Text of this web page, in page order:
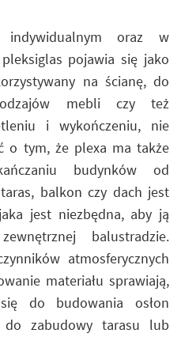
oraz w
pojawia się jako
na ścianę, do
mebli czy też
i wykończeniu, nie
o tym, że plexa ma także
budynków od
balkon czy dach jest
jest niezbędna, aby ją
balustradzie.
atmosferycznych
materiału sprawiają,
do budowania osłon
do zabudowy tarasu lub